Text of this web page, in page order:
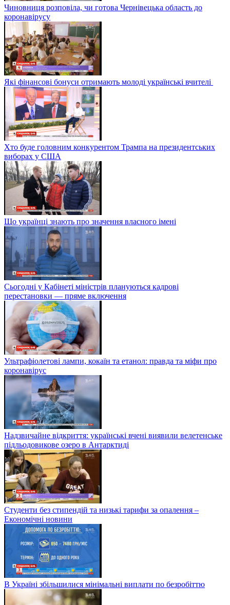
Чиновниця розповіла, чи готова Чернівецька область до
коронавірусу
Які фінансові бонуси отримають молоді українські вчителі
Хто буде головним конкурентом Трампа на президентських
виборах у США
Що українці знають про значення власного імені
Сьогодні у Кабінеті міністрів плануються кадрові
перестановки — пряме включення
Ультрафіолетові лампи, кокаїн та етанол: правда та міфи про
коронавірус
Надзвичайне відкриття: українські вчені виявили велетенське
підльодовикове озеро в Антарктиді
Студенти без стипендій та низькі тарифи за опалення –
Економічні новини
В Україні збільшилися мінімальні виплати по безробіттю